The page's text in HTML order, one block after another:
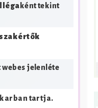
ként tekint
webes jelenléte
karban tartja.